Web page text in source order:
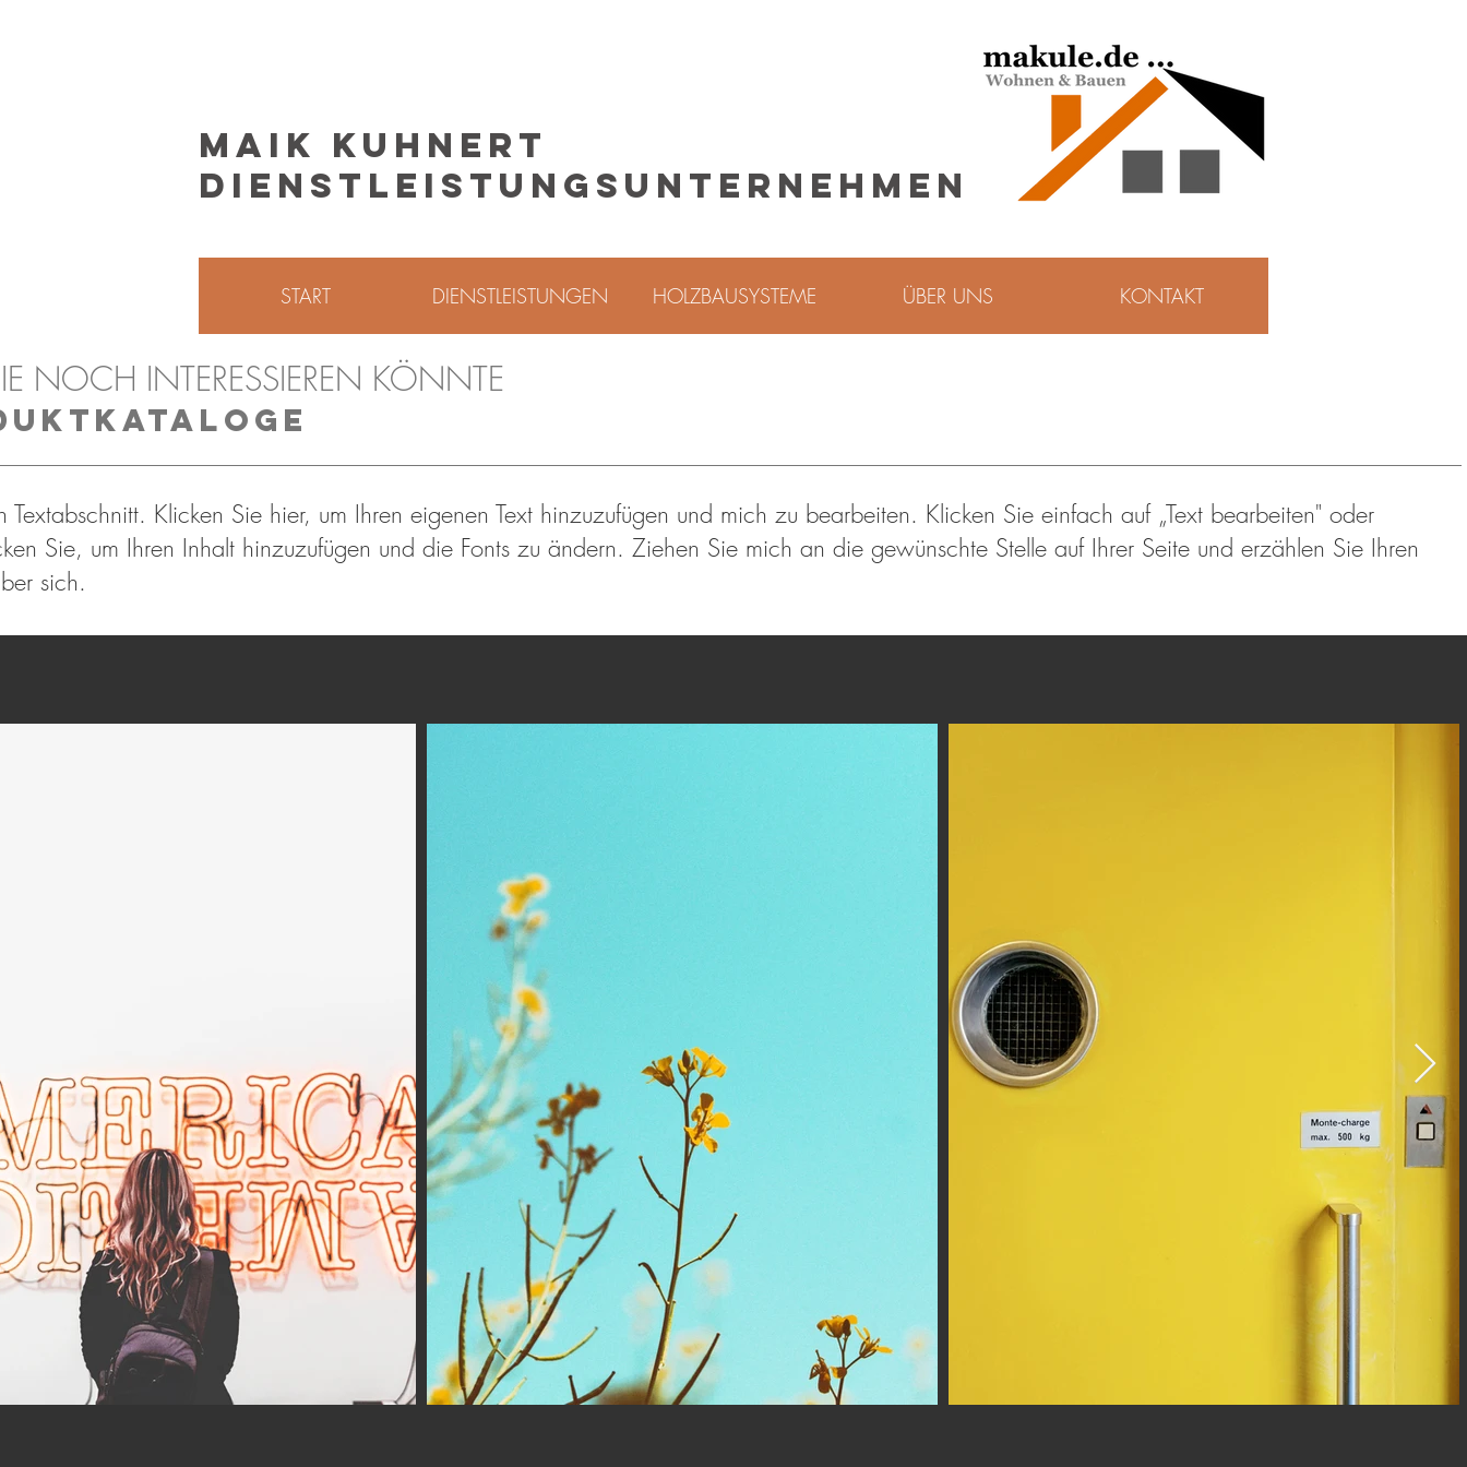
MAIK KUHNERT
DIENSTLEISTUNGSUNTERNEHMEN
START DIENSTLEISTUNGEN HOLZBAUSYSTEME ÜBER UNS KONTAKT
NOCH INTERESSIEREN KÖNNTE
Textabschnitt. Klicken Sie hier, um Ihren eigenen Text hinzuzufügen und mich zu bearbeiten. Klicken Sie einfach auf „Text bearbeiten" oder
Sie, um Ihren Inhalt hinzuzufügen und die Fonts zu ändern. Ziehen Sie mich an die gewünschte Stelle auf Ihrer Seite und erzählen Sie Ihren
sich.